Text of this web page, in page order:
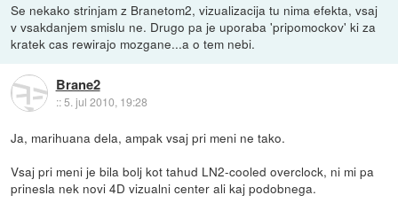
Se nekako strinjam z Branetom2, vizualizacija tu nima efekta, vsaj
v vsakdanjem smislu ne. Drugo pa je uporaba 'pripomockov' ki za
kratek cas rewirajo mozgane...a o tem nebi.
Brane2
::5. jul 2010, 19:28
Ja, marihuana dela, ampak vsaj pri meni ne tako.
Vsaj pri meni je bila bolj kot tahud LN2-cooled overclock, ni mi pa
prinesla nek novi 4D vizualni center ali kaj podobnega.